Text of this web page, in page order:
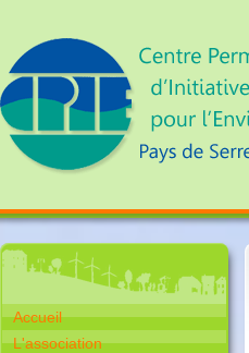
Accueil
L'association